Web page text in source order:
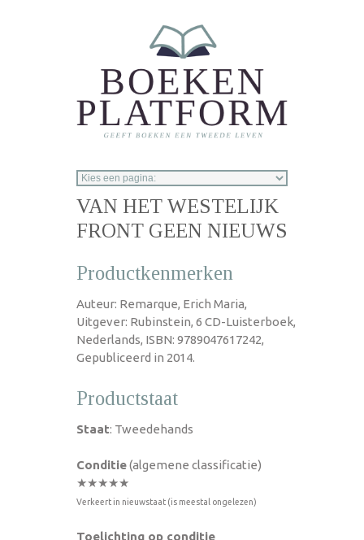
VAN HET WESTELIJK
FRONT GEEN NIEUWS
Productkenmerken
Auteur: Remarque, Erich Maria,
Uitgever: Rubinstein, 6 CD-Luisterboek,
Nederlands, ISBN: 9789047617242,
Gepubliceerd in 2014.
Productstaat
Staat: Tweedehands
Conditie(algemene classificatie)
★★★★★
Verkeert in nieuwstaat (is meestal ongelezen)
Toelichting op conditie